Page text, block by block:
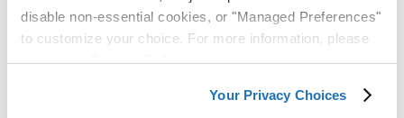
disable non-essential cookies, or "Managed Preferences"
to customize your choice. For more information, please
review ourPrivacy Policy.
Your Privacy Choices